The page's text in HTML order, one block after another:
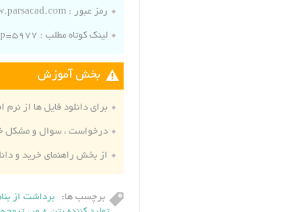
رمز عبور : www.parsacad.com
لینک کوتاه مطلب : https://www.parsacad.com/?p=5977
بخش آموزش
برای دانلود فایل ها از نرم
درخواست ، سوال و مشکل
از بخش راهنمای خرید و
برچسب ها: برداشت از